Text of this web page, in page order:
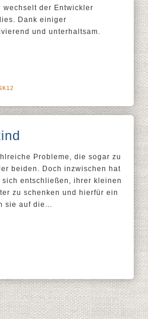
wechselt der Entwickler
Dank einiger
und unterhaltsam.
Probleme, die sogar zu
beiden. Doch inzwischen hat
entschließen, ihrer kleinen
zu schenken und hierfür ein
sie auf die...